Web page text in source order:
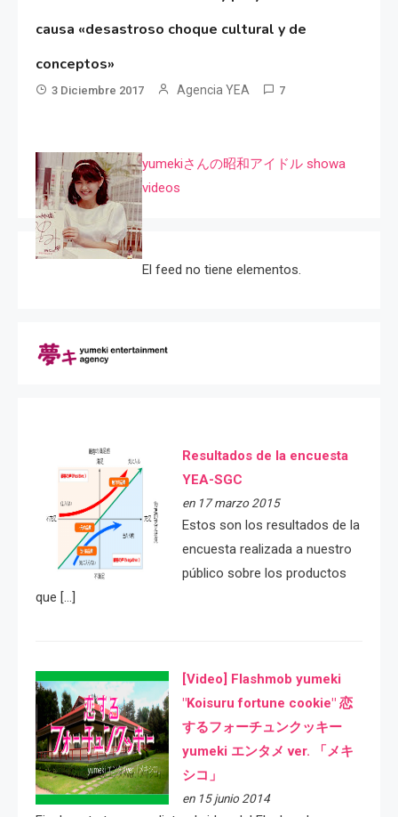
causa «desastroso choque cultural y de
conceptos»
3 Diciembre 2017 Agencia YEA 7
yumekiさんの昭和アイドル showa
videos
El feed no tiene elementos.
Resultados de la encuesta
YEA-SGC
en 17 marzo 2015
Estos son los resultados de la
encuesta realizada a nuestro
público sobre los productos
que […]
[Video] Flashmob yumeki
"Koisuru fortune cookie" 恋
するフォーチュンクッキー
yumeki エンタメ ver. 「メキ
シコ」
en 15 junio 2014